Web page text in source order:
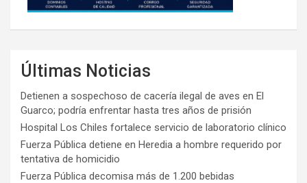
Últimas Noticias
Detienen a sospechoso de cacería ilegal de aves en El
Guarco; podría enfrentar hasta tres años de prisión
Hospital Los Chiles fortalece servicio de laboratorio clínico
Fuerza Pública detiene en Heredia a hombre requerido por
tentativa de homicidio
Fuerza Pública decomisa más de 1.200 bebidas